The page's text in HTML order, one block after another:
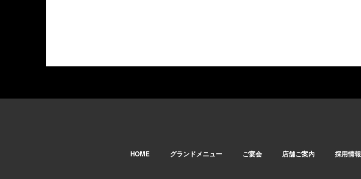
HOME グランドメニュー ご宴会 店舗ご案内 採用情報